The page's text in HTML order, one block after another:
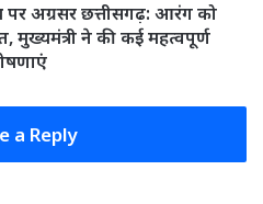
अग्रसर छत्तीसगढ़: आरंग को
मुख्यमंत्री ने की कई महत्वपूर्ण
a Reply